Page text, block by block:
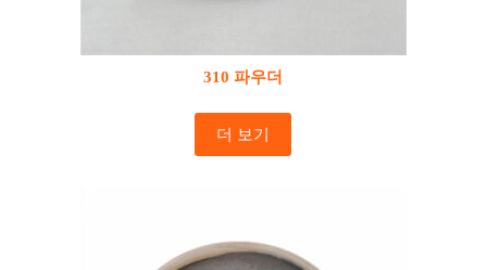
310 파우더
더 보기